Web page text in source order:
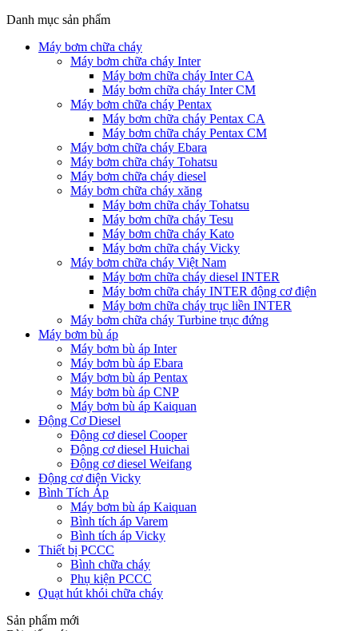
Danh mục sản phẩm
Máy bơm chữa cháy
Máy bơm chữa cháy Inter
Máy bơm chữa cháy Inter CA
Máy bơm chữa cháy Inter CM
Máy bơm chữa cháy Pentax
Máy bơm chữa cháy Pentax CA
Máy bơm chữa cháy Pentax CM
Máy bơm chữa cháy Ebara
Máy bơm chữa cháy Tohatsu
Máy bơm chữa cháy diesel
Máy bơm chữa cháy xăng
Máy bơm chữa cháy Tohatsu
Máy bơm chữa cháy Tesu
Máy bơm chữa cháy Kato
Máy bơm chữa cháy Vicky
Máy bơm chữa cháy Việt Nam
Máy bơm chữa cháy diesel INTER
Máy bơm chữa cháy INTER động cơ điện
Máy bơm chữa cháy trục liền INTER
Máy bơm chữa cháy Turbine trục đứng
Máy bơm bù áp
Máy bơm bù áp Inter
Máy bơm bù áp Ebara
Máy bơm bù áp Pentax
Máy bơm bù áp CNP
Máy bơm bù áp Kaiquan
Động Cơ Diesel
Động cơ diesel Cooper
Động cơ diesel Huichai
Động cơ diesel Weifang
Động cơ điện Vicky
Bình Tích Áp
Máy bơm bù áp Kaiquan
Bình tích áp Varem
Bình tích áp Vicky
Thiết bị PCCC
Bình chữa cháy
Phụ kiện PCCC
Quạt hút khói chữa cháy
Sản phẩm mới